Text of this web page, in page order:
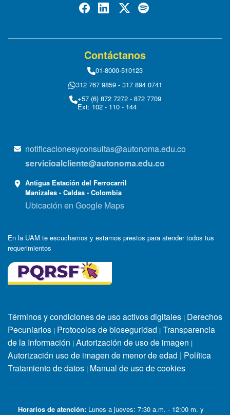
Contáctanos
01-8000-510123
312 767 9859 - 317 894 0741
+57 (6) 872 7272 - 872 7709
Ext: 102 - 110 - 144
notificacionesyconsultas@autonoma.edu.co
servicioalcliente@autonoma.edu.co
Antigua Estación del Ferrocarril
Manizales - Caldas - Colombia
Ubicación en Google Maps
En la UAM te escuchamos y estamos prestos para atender todos tus
requerimientos
Términos y condiciones de uso activos digitales | Derechos
Pecuniarios | Protocolos de bioseguridad | Transparencia
de la Información | Autorización de uso de imagen |
Autorización uso de imagen de menor de edad | Política
Tratamiento de datos | Manual de uso de cookies
Horarios de atención: Lunes a jueves: 7:30 a.m. - 12:00 m. y